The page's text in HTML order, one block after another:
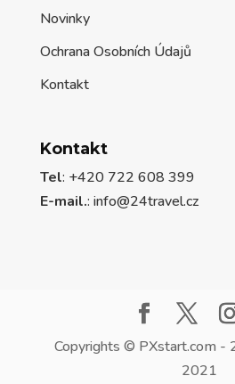
Novinky
Ochrana Osobních Údajů
Kontakt
Kontakt
Tel: +420 722 608 399
E-mail.: info@24travel.cz
Copyrights © PXstart.com -
2021